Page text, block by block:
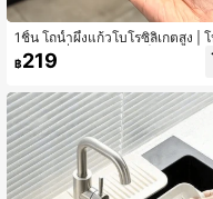
1ชิ้น โถน้ำผึ้งแก้วโบโรซิลิเกตสูง | โ
ใสพร้อมที่คนและฝาปิด | ตกแต่งรูป
ที่เก็บสุญญากาศสำหรับน้ำผึ้ง, น้ำเ
฿219